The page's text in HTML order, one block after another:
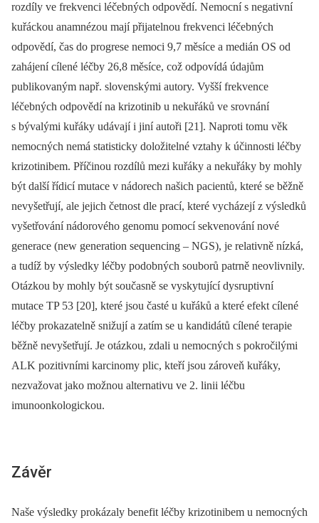
rozdíly ve frekvenci léčebných odpovědí. Nemocní s negativní
kuřáckou anamnézou mají přijatelnou frekvenci léčebných
odpovědí, čas do progrese nemoci 9,7 měsíce a medián OS od
zahájení cílené léčby 26,8 měsíce, což odpovídá údajům
publikovaným např. slovenskými autory. Vyšší frekvence
léčebných odpovědí na krizotinib u nekuřáků ve srovnání
s bývalými kuřáky udávají i jiní autoři [21]. Naproti tomu věk
nemocných nemá statisticky doložitelné vztahy k účinnosti léčby
krizotinibem. Příčinou rozdílů mezi kuřáky a nekuřáky by mohly
být další řídicí mutace v nádorech našich pacientů, které se běžně
nevyšetřují, ale jejich četnost dle prací, které vycházejí z výsledků
vyšetřování nádorového genomu pomocí sekvenování nové
generace (new generation sequencing –⁠ NGS), je relativně nízká,
a tudíž by výsledky léčby podobných souborů patrně neovlivnily.
Otázkou by mohly být současně se vyskytující dysruptivní
mutace TP 53 [20], které jsou časté u kuřáků a které efekt cílené
léčby prokazatelně snižují a zatím se u kandidátů cílené terapie
běžně nevyšetřují. Je otázkou, zdali u nemocných s pokročilými
ALK pozitivními karcinomy plic, kteří jsou zároveň kuřáky,
nezvažovat jako možnou alternativu ve 2. linii léčbu
imunoonkologickou.
Závěr
Naše výsledky prokázaly benefit léčby krizotinibem u nemocných